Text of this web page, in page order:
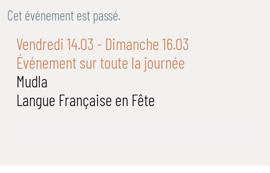
Cet événement est passé.
Vendredi 14.03 - Dimanche 16.03
Événement sur toute la journée
Mudla
Langue Française en Fête